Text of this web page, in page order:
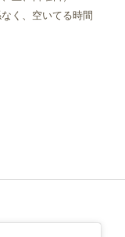
く、空いてる時間